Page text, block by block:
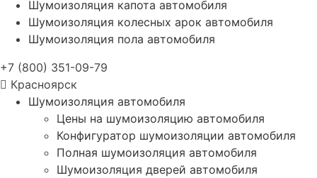
Шумоизоляция капота автомобиля
Шумоизоляция колесных арок автомобиля
Шумоизоляция пола автомобиля
+7 (800) 351-09-79
Красноярск
Шумоизоляция автомобиля
Цены на шумоизоляцию автомобиля
Конфигуратор шумоизоляции автомобиля
Полная шумоизоляция автомобиля
Шумоизоляция дверей автомобиля